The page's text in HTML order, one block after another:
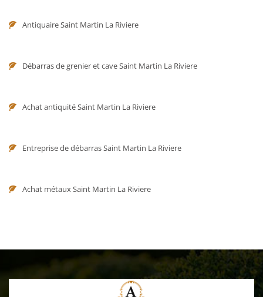
Antiquaire Saint Martin La Riviere
Débarras de grenier et cave Saint Martin La Riviere
Achat antiquité Saint Martin La Riviere
Entreprise de débarras Saint Martin La Riviere
Achat métaux Saint Martin La Riviere